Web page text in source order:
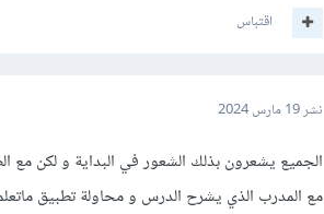
اقتباس
نشر19 مارس 2024
الجميع يشعرون بذلك الشعور في البداية و لكن مع
مع المدرب الذي يشرح الدرس و محاولة تطبيق